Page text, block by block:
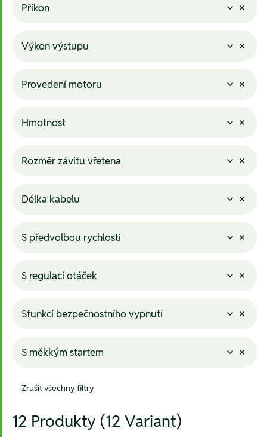
Příkon
Výkon výstupu
Provedení motoru
Hmotnost
Rozměr závitu vřetena
Délka kabelu
S předvolbou rychlosti
S regulací otáček
Sfunkcí bezpečnostního vypnutí
S měkkým startem
Zrušit všechny filtry
12 Produkty (12 Variant)